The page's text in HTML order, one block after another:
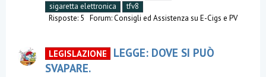
sigaretta elettronica
tfv8
Risposte: 5 Forum:Consigli ed Assistenza su E-Cigs e PV
LEGISLAZIONE
LEGGE: DOVE SI PUÒ
SVAPARE.